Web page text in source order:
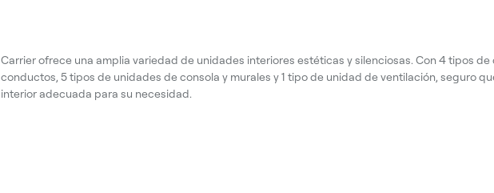
Carrier ofrece una amplia variedad de unidades interiores estéticas y silenciosas. Con 4 tipos
conductos, 5 tipos de unidades de consola y murales y 1 tipo de unidad de ventilación, seguro
interior adecuada para su necesidad.